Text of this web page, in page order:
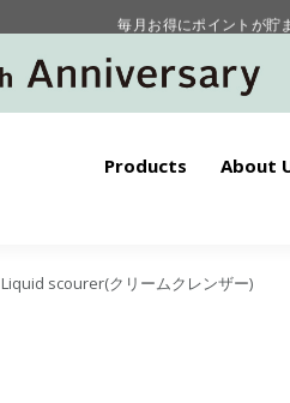
毎月お得にポイントが貯
【重要】お盆期間中のお
毎月お得にポイントが貯
Products About
Liquid scourer(クリームクレンザー)